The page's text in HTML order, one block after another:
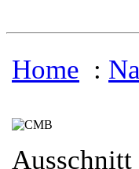
Home :
Ausschnitt